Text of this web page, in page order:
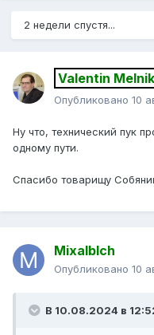
2 недели спустя...
Valentin
Опубликовано 10
Ну что, технический пук
одному пути.
Спасибо товарищу
Mixalblch
Опубликовано 10
В 10.08.2024 в